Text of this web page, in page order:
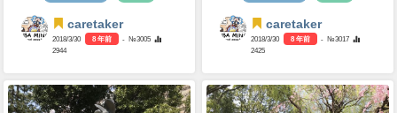
caretaker
2018/3/30 8 年前
- №3005
2944
caretaker
2018/3/30 8 年前
- №3017
2425